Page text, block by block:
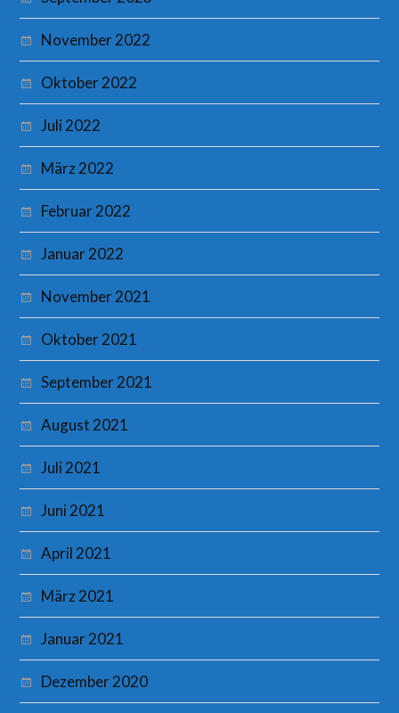
November 2022
Oktober 2022
Juli 2022
März 2022
Februar 2022
Januar 2022
November 2021
Oktober 2021
September 2021
August 2021
Juli 2021
Juni 2021
April 2021
März 2021
Januar 2021
Dezember 2020